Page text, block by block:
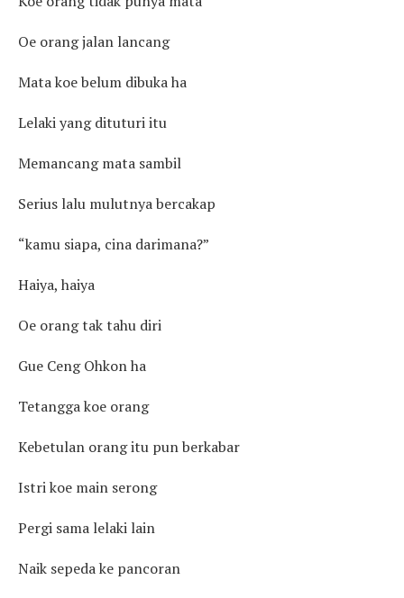
Oe orang jalan lancang
Mata koe belum dibuka ha
Lelaki yang dituturi itu
Memancang mata sambil
Serius lalu mulutnya bercakap
“kamu siapa, cina darimana?”
Haiya, haiya
Oe orang tak tahu diri
Gue Ceng Ohkon ha
Tetangga koe orang
Kebetulan orang itu pun berkabar
Istri koe main serong
Pergi sama lelaki lain
Naik sepeda ke pancoran